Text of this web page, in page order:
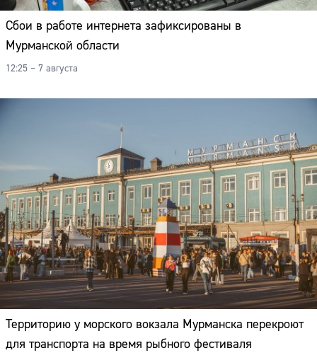
Сбои в работе интернета зафиксированы в
Мурманской области
12:25 – 7 августа
Территорию у морского вокзала Мурманска перекроют
для транспорта на время рыбного фестиваля